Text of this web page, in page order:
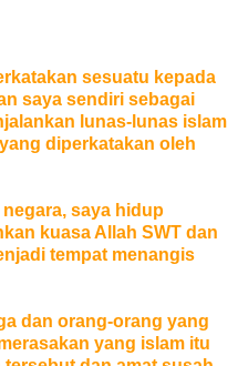
sesuatu kepada
saya sendiri sebagai
lunas-lunas islam
diperkatakan oleh
saya hidup
kuasa Allah SWT dan
tempat menangis
dan orang-orang yang
yang islam itu